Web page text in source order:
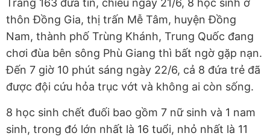
Trang 163 đưa tin, chiều ngày 21/6, 8 học sinh ở
thôn Đồng Gia, thị trấn Mễ Tâm, huyện Đồng
Nam, thành phố Trùng Khánh, Trung Quốc đang
chơi đùa bên sông Phù Giang thì bất ngờ gặp nạn.
Đến 7 giờ 10 phút sáng ngày 22/6, cả 8 đứa trẻ đã
được đội cứu hỏa trục vớt và không ai còn sống.
8 học sinh chết đuối bao gồm 7 nữ sinh và 1 nam
sinh, trong đó lớn nhất là 16 tuổi, nhỏ nhất là 11